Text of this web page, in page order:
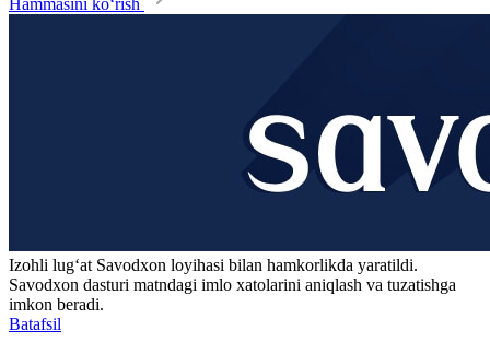
Izohli lugʻat Savodxon loyihasi bilan hamkorlikda yaratildi.
Savodxon dasturi matndagi imlo xatolarini aniqlash va tuzatishga
imkon beradi.
Batafsil